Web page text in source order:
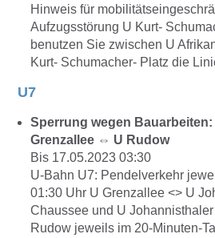
Hinweis für
Aufzugsstörung U Kurt-
benutzen Sie zwischen U
Kurt- Schumacher- Platz die
U7
Sperrung wegen
Grenzallee ⇔ U Rudow
Bis 17.05.2023 03:30
U-Bahn U7: Pendelverkehr
01:30 Uhr U Grenzallee <> U
Chaussee und U
Rudow jeweils im 20-Minuten-